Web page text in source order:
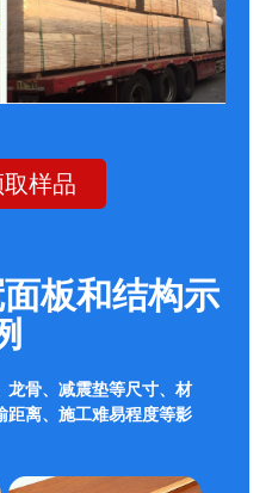
样品
板和结构示
龙骨、减震垫等尺寸、材
距离、施工难易程度等影